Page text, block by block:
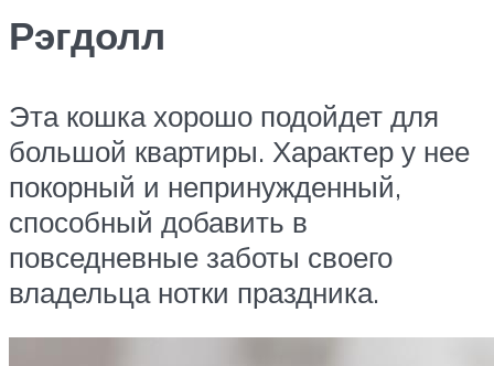
Рэгдолл
Эта кошка хорошо подойдет для
большой квартиры. Характер у нее
покорный и непринужденный,
способный добавить в
повседневные заботы своего
владельца нотки праздника.